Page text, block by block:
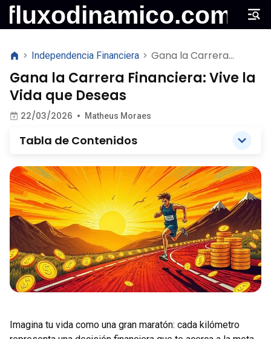
> Independencia Financiera > Gana la Carrera
Financiera: Vive la Vida
que Deseas
Gana la Carrera Financiera: Vive la
Vida que Deseas
22/03/2026 • Matheus Moraes
Tabla de Contenidos
Imagina tu vida como una gran maratón: cada kilómetro